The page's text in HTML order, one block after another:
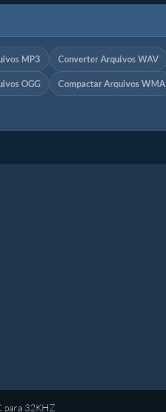
MP3 Converter Arquivos WAV
OGG Compactar Arquivos WMA
para 32KHZ